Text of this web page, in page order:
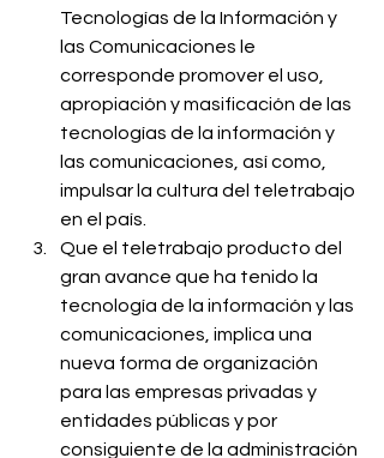
Tecnologías de la Información y
las Comunicaciones le
corresponde promover el uso,
apropiación y masificación de las
tecnologías de la información y
las comunicaciones, así como,
impulsar la cultura del teletrabajo
en el país.
Que el teletrabajo producto del
gran avance que ha tenido la
tecnología de la información y las
comunicaciones, implica una
nueva forma de organización
para las empresas privadas y
entidades públicas y por
consiguiente de la administración